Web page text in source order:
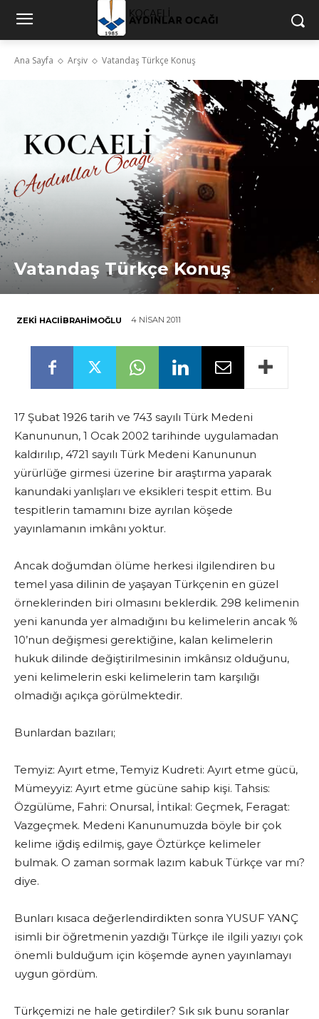
Ana Sayfa Arşiv Vatandaş Türkçe Konuş
Vatandaş Türkçe Konuş
ZEKI HACIIBRAHIMOĞLU 4 NISAN 2011
17 Şubat 1926 tarih ve 743 sayılı Türk Medeni
Kanununun, 1 Ocak 2002 tarihinde uygulamadan
kaldırılıp, 4721 sayılı Türk Medeni Kanununun
yürürlüğe girmesi üzerine bir araştırma yaparak
kanundaki yanlışları ve eksikleri tespit ettim. Bu
tespitlerin tamamını bize ayrılan köşede
yayınlamanın imkânı yoktur.
Ancak doğumdan ölüme herkesi ilgilendiren bu
temel yasa dilinin de yaşayan Türkçenin en güzel
örneklerinden biri olmasını beklerdik. 298 kelimenin
yeni kanunda yer almadığını bu kelimelerin ancak %
10’nun değişmesi gerektiğine, kalan kelimelerin
hukuk dilinde değiştirilmesinin imkânsız olduğunu,
yeni kelimelerin eski kelimelerin tam karşılığı
olmadığı açıkça görülmektedir.
Bunlardan bazıları;
Temyiz: Ayırt etme, Temyiz Kudreti: Ayırt etme gücü,
Mümeyyiz: Ayırt etme gücüne sahip kişi. Tahsis:
Özgülüme, Fahri: Onursal, İntikal: Geçmek, Feragat:
Vazgeçmek. Medeni Kanunumuzda böyle bir çok
kelime iğdiş edilmiş, gaye Öztürkçe kelimeler
bulmak. O zaman sormak lazım kabuk Türkçe var mı?
diye.
Bunları kısaca değerlendirdikten sonra YUSUF YANÇ
isimli bir öğretmenin yazdığı Türkçe ile ilgili yazıyı çok
önemli bulduğum için köşemde aynen yayınlamayı
uygun gördüm.
Türkçemizi ne hale getirdiler? Sık sık bunu soranlar